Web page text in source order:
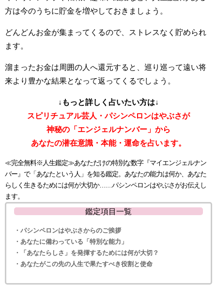
方は今のうちに貯金を増やしておきましょう。
どんどんお金が集まってくるので、ストレスなく貯められ
ます。
溜まったお金は周囲の人へ還元すると、巡り巡って遠い将
来より豊かな結果となって返ってくるでしょう。
↓もっと詳しく占いたい方は↓
スピリチュアル芸人・パシンペロンはやぶさが
神秘の「エンジェルナンバー」から
あなたの潜在意識・本能・運命を占います。
≪完全無料※人生鑑定≫あなただけの特別な数字『マイエンジェルナン
バー』で「あなたという人」を知る鑑定。あなたの能力は何か、あなた
らしく生きるためには何が大切か……パシンペロンはやぶさがお伝えし
ます。
鑑定項目一覧
・パシンペロンはやぶさからのご挨拶
・あなたに備わっている「特別な能力」
・「あなたらしさ」を発揮するためには何が大切？
・あなたがこの先の人生で果たすべき役割と使命